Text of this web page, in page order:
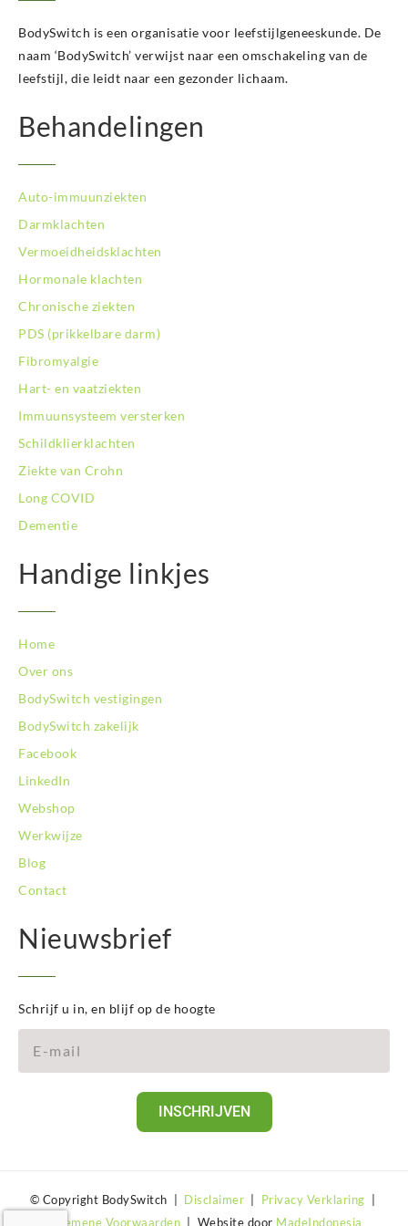
BodySwitch Kerkrade
BodySwitch Krimpenerwaard
BodySwitch Leeuwarden
BodySwitch Leiden
BodySwitch Lelystad
BodySwitch Maastricht
BodySwitch Nijmegen
BodySwitch Oss
BodySwitch Purmerend
BodySwitch Rotterdam-Centrum
BodySwitch Rotterdam-Kralingen
BodySwitch Rotterdam-Oost
BodySwitch Schiedam
BodySwitch Tiel
BodySwitch Tilburg
BodySwitch Utrecht
BodySwitch Veluwe
BodySwitch Vlaardingen
BodySwitch Wageningen
BodySwitch Zaandam
BodySwitch Zeist
BodySwitch Zoetermeer
BodySwitch Zwolle
BodySwitch is een organisatie voor leefstijlgeneeskunde. De
naam ‘BodySwitch’ verwijst naar een omschakeling van de
leefstijl, die leidt naar een gezonder lichaam.
Behandelingen
Auto-immuunziekten
Darmklachten
Vermoeidheidsklachten
Hormonale klachten
Chronische ziekten
PDS (prikkelbare darm)
Fibromyalgie
Hart- en vaatziekten
Immuunsysteem versterken
Schildklierklachten
Ziekte van Crohn
Long COVID
Dementie
Handige linkjes
Home
Over ons
BodySwitch vestigingen
BodySwitch zakelijk
Facebook
LinkedIn
Webshop
Werkwijze
Blog
Contact
Nieuwsbrief
Schrijf u in, en blijf op de hoogte
INSCHRIJVEN
© Copyright BodySwitch | Disclaimer Privacy Verklaring
Algemene Voorwaarden | Website door MadeIndonesia